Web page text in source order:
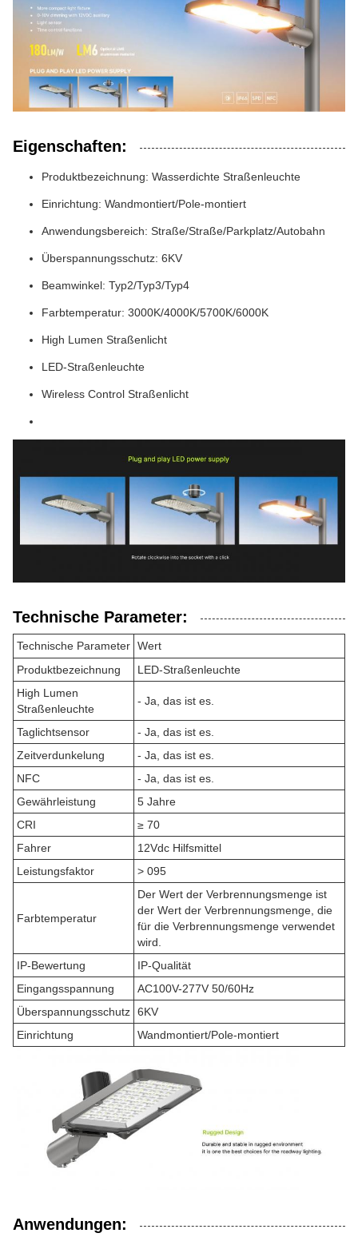
Eigenschaften:
Produktbezeichnung: Wasserdichte Straßenleuchte
Einrichtung: Wandmontiert/Pole-montiert
Anwendungsbereich: Straße/Straße/Parkplatz/Autobahn
Überspannungsschutz: 6KV
Beamwinkel: Typ2/Typ3/Typ4
Farbtemperatur: 3000K/4000K/5700K/6000K
High Lumen Straßenlicht
LED-Straßenleuchte
Wireless Control Straßenlicht
Technische Parameter:
Technische Parameter Wert
Produktbezeichnung
LED-Straßenleuchte
High Lumen
Straßenleuchte
- Ja, das ist es.
Taglichtsensor
- Ja, das ist es.
Zeitverdunkelung
- Ja, das ist es.
NFC
- Ja, das ist es.
Gewährleistung
5 Jahre
CRI
≥ 70
Fahrer
12Vdc Hilfsmittel
Leistungsfaktor
> 095
Farbtemperatur
Der Wert der Verbrennungsmenge ist
der Wert der Verbrennungsmenge, die
für die Verbrennungsmenge verwendet
wird.
IP-Bewertung
IP-Qualität
Eingangsspannung
AC100V-277V 50/60Hz
Überspannungsschutz 6KV
Einrichtung
Wandmontiert/Pole-montiert
Anwendungen: